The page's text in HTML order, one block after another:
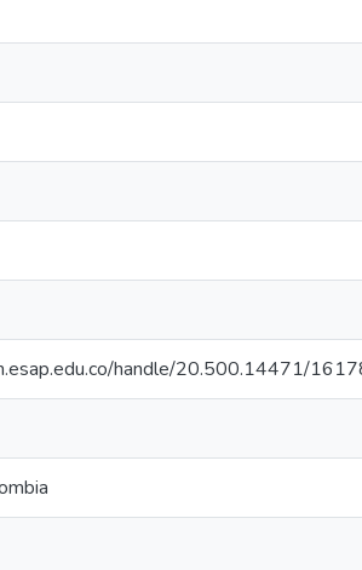
handle/20.500.14471/